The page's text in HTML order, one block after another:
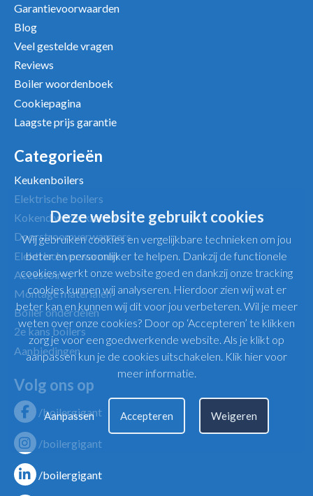
Garantievoorwaarden
Blog
Veel gestelde vragen
Reviews
Boiler woordenboek
Cookiepagina
Laagste prijs garantie
Categorieën
Keukenboilers
Elektrische boilers
Kokend water kranen
Doorstroomverwarmers
Elektrisch verwarmen
Accessoires
Montage materialen
Boiler onderdelen
2e kans boilers
Aanbiedingen
Volg ons op
/boilergigant
/boilergigant
/boilergigant
Deze website gebruikt cookies
Wij gebruiken cookies en vergelijkbare technieken om jou
beter en persoonlijker te helpen. Dankzij de functionele
cookies werkt onze website goed en dankzij onze tracking
cookies kunnen wij analyseren. Hierdoor zien wij wat er
beter kan en kunnen wij dit voor jou verbeteren. Wil je meer
weten over onze cookies? Door op ‘Accepteren’ te klikken
zorg je voor een goedwerkende website. Als je klikt op
aanpassen kun je de cookies uitschakelen. Klik hier voor
meer informatie.
Aanpassen Accepteren Weigeren